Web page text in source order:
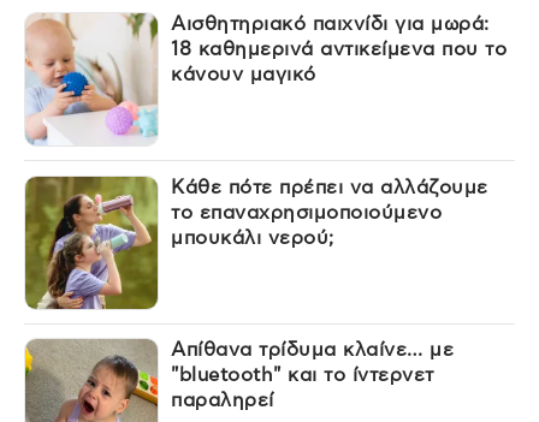
Αισθητηριακό παιχνίδι για μωρά:
18 καθημερινά αντικείμενα που το
κάνουν μαγικό
Κάθε πότε πρέπει να αλλάζουμε
το επαναχρησιμοποιούμενο
μπουκάλι νερού;
Απίθανα τρίδυμα κλαίνε… με
"bluetooth" και το ίντερνετ
παραληρεί